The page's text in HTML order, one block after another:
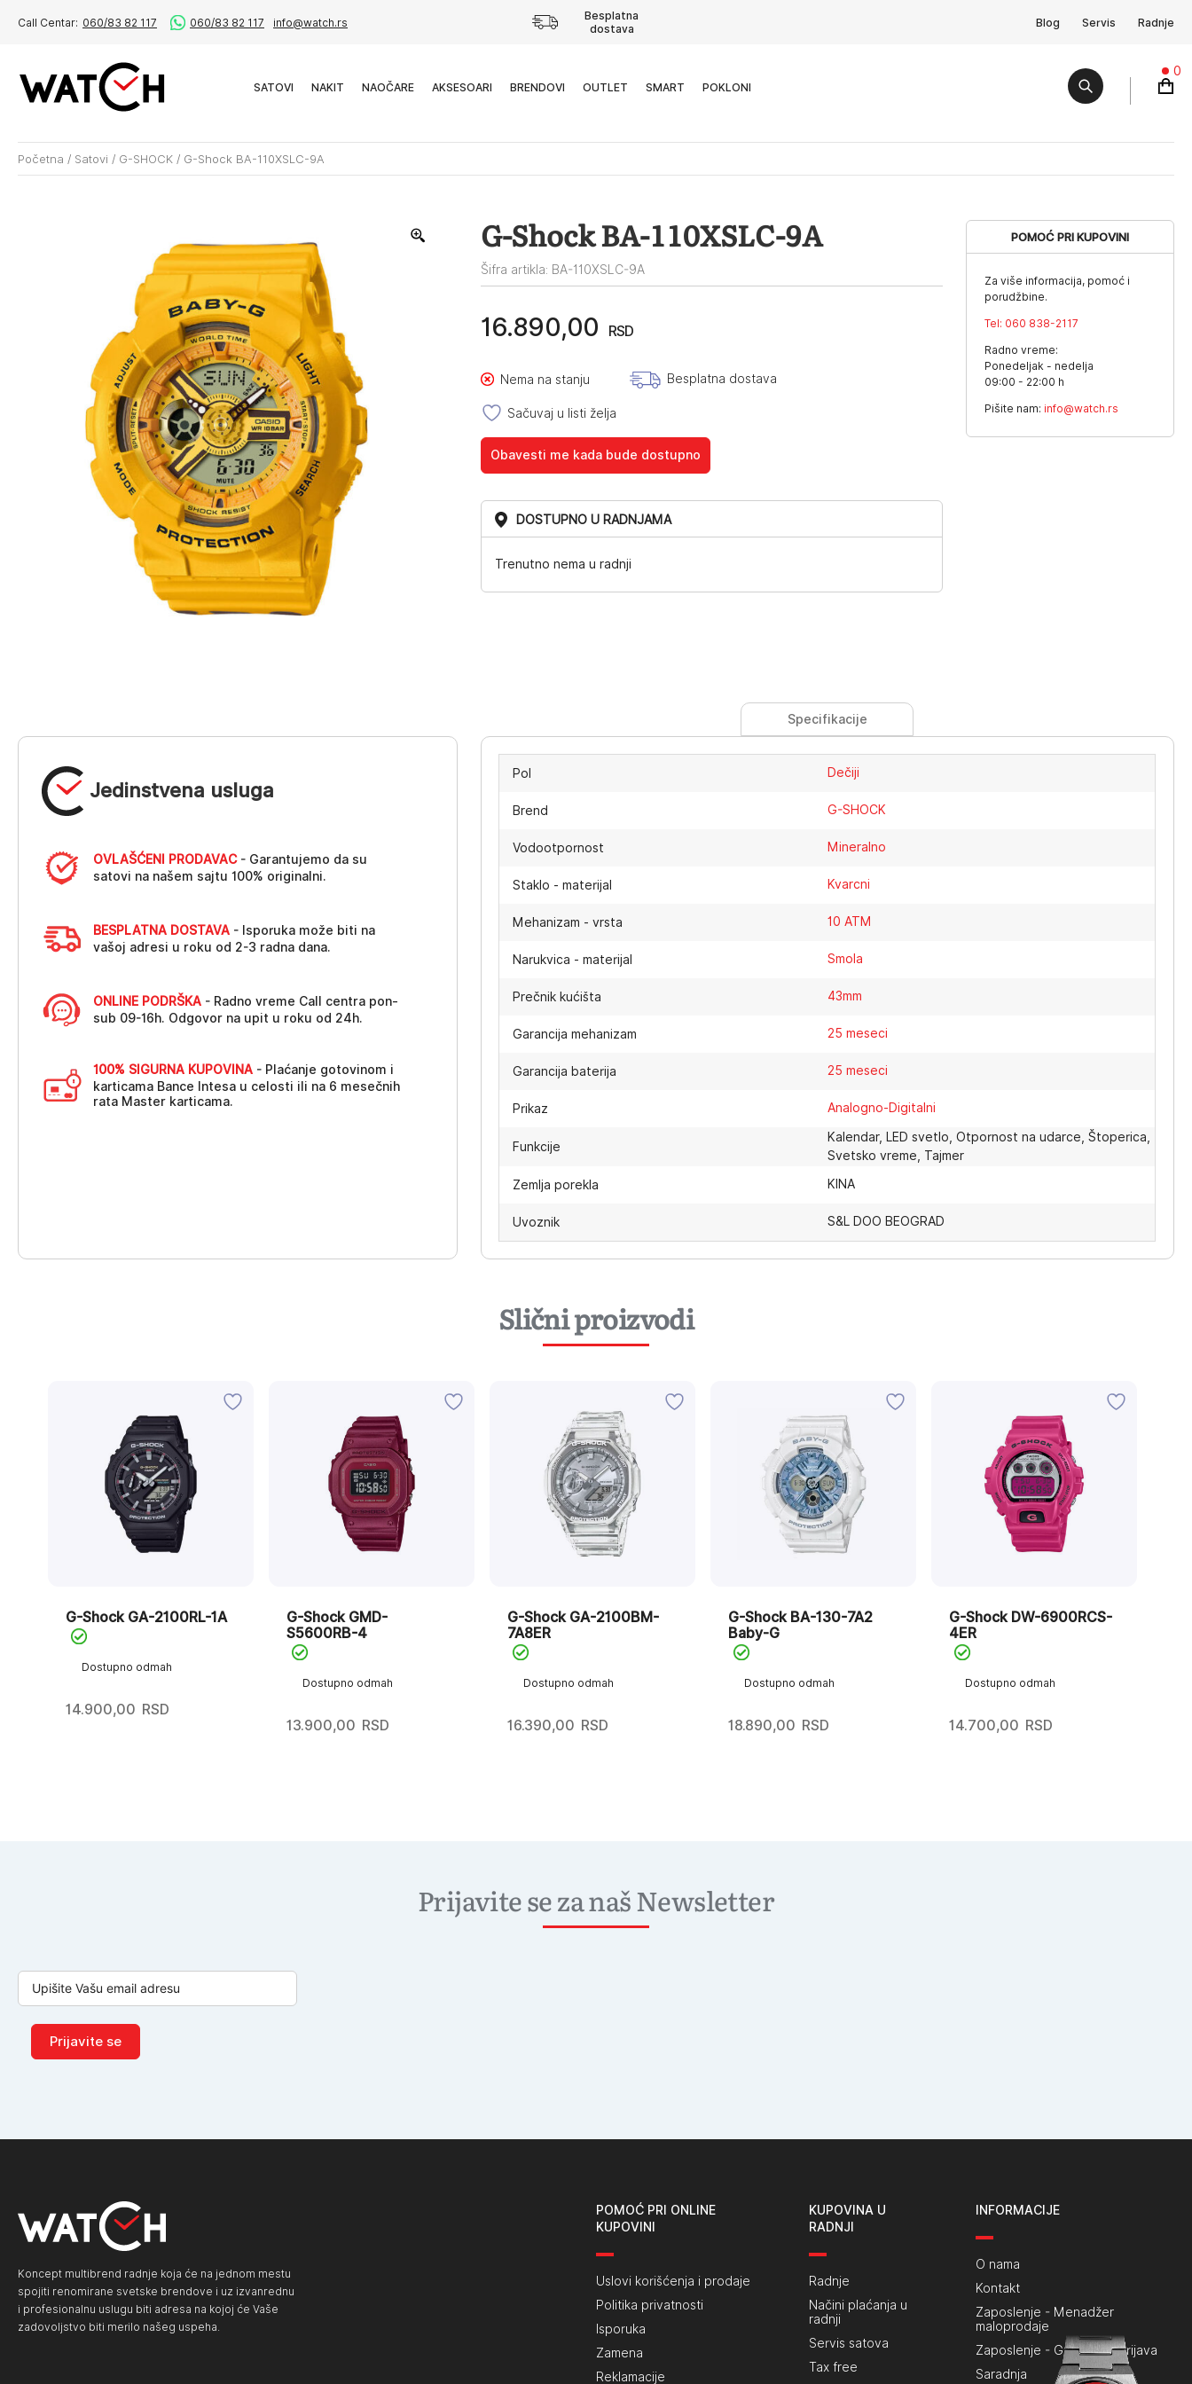
Call Centar: 060/83 82 117 060/83 82 117 info@watch.rs
Besplatna
dostava
Blog Servis Radnje
SATOVI NAKIT NAOČARE AKSESOARI BRENDOVI OUTLET SMART POKLONI
0
Početna / Satovi / G-SHOCK / G-Shock BA-110XSLC-9A
G-Shock BA-110XSLC-9A
Šifra artikla: BA-110XSLC-9A
16.890,00 RSD
Nema na stanju Besplatna dostava
Sačuvaj u listi želja
Obavesti me kada bude dostupno
DOSTUPNO U RADNJAMA
Trenutno nema u radnji
POMOĆ PRI KUPOVINI
Za više informacija, pomoć i
porudžbine.
Tel: 060 838-2117
Radno vreme:
Ponedeljak - nedelja
09:00 - 22:00 h
Pišite nam: info@watch.rs
Jedinstvena usluga
OVLAŠĆENI PRODAVAC- Garantujemo da su
satovi na našem sajtu 100% originalni.
BESPLATNA DOSTAVA - Isporuka može biti na
vašoj adresi u roku od 2-3 radna dana.
ONLINE PODRŠKA - Radno vreme Call centra pon-
sub 09-16h. Odgovor na upit u roku od 24h.
100% SIGURNA KUPOVINA - Plaćanje gotovinom i
karticama Bance Intesa u celosti ili na 6 mesečnih
rata Master karticama.
Specifikacije
Pol Dečiji
Brend G-SHOCK
Vodootpornost Mineralno
Staklo - materijal Kvarcni
Mehanizam - vrsta 10 ATM
Narukvica - materijal Smola
Prečnik kućišta 43mm
Garancija mehanizam 25 meseci
Garancija baterija 25 meseci
Prikaz Analogno-Digitalni
Funkcije
Kalendar, LED svetlo, Otpornost na udarce, Štoperica,
Svetsko vreme, Tajmer
Zemlja porekla KINA
Uvoznik S&L DOO BEOGRAD
Slični proizvodi
Dostupno odmah
G-Shock GA-2100RL-1A
14.900,00 RSD
Dostupno odmah
G-Shock GMD-
S5600RB-4
13.900,00 RSD
Dostupno odmah
G-Shock GA-2100BM-
7A8ER
16.390,00 RSD
Dostupno odmah
G-Shock BA-130-7A2
Baby-G
18.890,00 RSD
Dostupno odmah
G-Shock DW-6900RCS-
4ER
14.700,00 RSD
Prijavite se za naš Newsletter
Prijavite se
Koncept multibrend radnje koja će na jednom mestu
spojiti renomirane svetske brendove i uz izvanrednu
i profesionalnu uslugu biti adresa na kojoj će Vaše
zadovoljstvo biti merilo našeg uspeha.
POMOĆ PRI ONLINE
KUPOVINI
Uslovi korišćenja i prodaje
Politika privatnosti
Isporuka
Zamena
Reklamacije
KUPOVINA U
RADNJI
Radnje
Načini plaćanja u
radnji
Servis satova
Tax free
INFORMACIJE
O nama
Kontakt
Zaposlenje - Menadžer
maloprodaje
Zaposlenje - Generalna prijava
Saradnja